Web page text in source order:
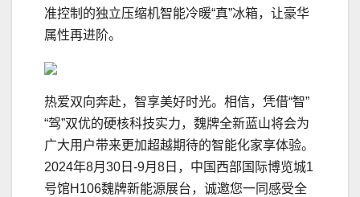
准控制的独立压缩机智能冷暖“真”冰箱，让豪华
属性再进阶。
热爱双向奔赴，智享美好时光。相信，凭借“智”
“驾”双优的硬核科技实力，魏牌全新蓝山将会为
广大用户带来更加超越期待的智能化家享体验。
2024年8月30日-9月8日，中国西部国际博览城1
号馆H106魏牌新能源展台，诚邀您一同感受全